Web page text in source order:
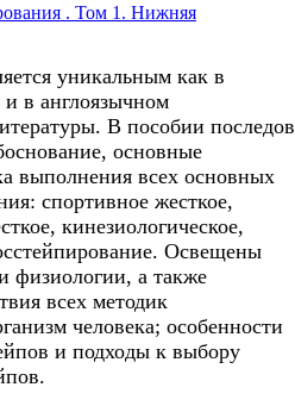
. Том 1. Нижняя
уникальным как в
в англоязычном
В пособии по
основные
выполнения всех основных
спортивное жесткое,
кинезиологическое,
ние. Освещены
физиологии, а также
всех методик
человека; особенности
и подходы к выбору